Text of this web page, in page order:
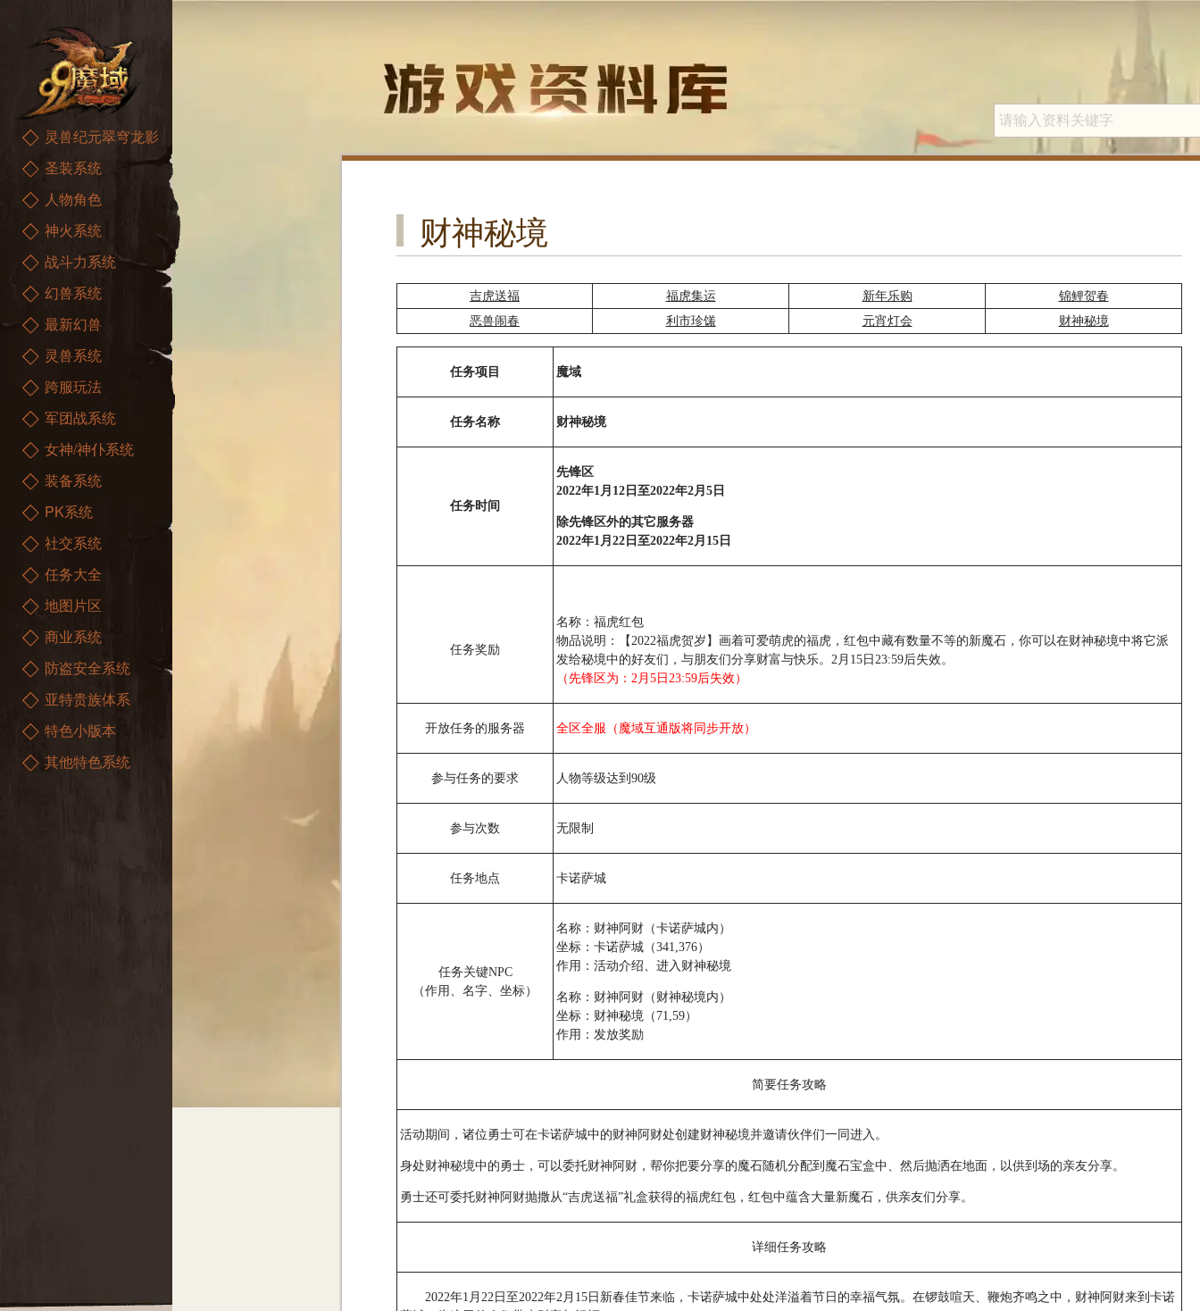
灵兽纪元翠穹龙影
圣装系统
人物角色
神火系统
战斗力系统
幻兽系统
最新幻兽
灵兽系统
跨服玩法
军团战系统
女神/神仆系统
装备系统
PK系统
社交系统
任务大全
地图片区
商业系统
防盗安全系统
亚特贵族体系
特色小版本
其他特色系统
财神秘境
吉虎送福 福虎集运 新年乐购
锦鲤贺春
恶兽闹春
利市珍馐 元宵灯会 财神秘境
任务项目 魔域
任务名称 财神秘境
任务时间
先锋区
2022年1月12日至2022年2月5日
除先锋区外的其它服务器
2022年1月22日至2022年2月15日
任务奖励
名称：福虎红包
物品说明：【2022福虎贺岁】画着可爱萌虎的福虎，红包中藏有数量不等的新魔石，你可以在财神秘境中将它派
发给秘境中的好友们，与朋友们分享财富与快乐。2月15日23:59后失效。
（先锋区为：2月5日23:59后失效）
开放任务的服务器 全区全服（魔域互通版将同步开放）
参与任务的要求 人物等级达到90级
参与次数 无限制
任务地点 卡诺萨城
任务关键NPC
（作用、名字、坐标）
名称：财神阿财（卡诺萨城内）
坐标：卡诺萨城（341,376）
作用：活动介绍、进入财神秘境
名称：财神阿财（财神秘境内）
坐标：财神秘境（71,59）
作用：发放奖励
简要任务攻略
活动期间，诸位勇士可在卡诺萨城中的财神阿财处创建财神秘境并邀请伙伴们一同进入。
身处财神秘境中的勇士，可以委托财神阿财，帮你把要分享的魔石随机分配到魔石宝盒中、然后抛洒在地面，以供到场的亲友分享。
勇士还可委托财神阿财抛撒从“吉虎送福”礼盒获得的福虎红包，红包中蕴含大量新魔石，供亲友们分享。
详细任务攻略
2022年1月22日至2022年2月15日新春佳节来临，卡诺萨城中处处洋溢着节日的幸福气氛。在锣鼓喧天、鞭炮齐鸣之中，财神阿财来到卡诺